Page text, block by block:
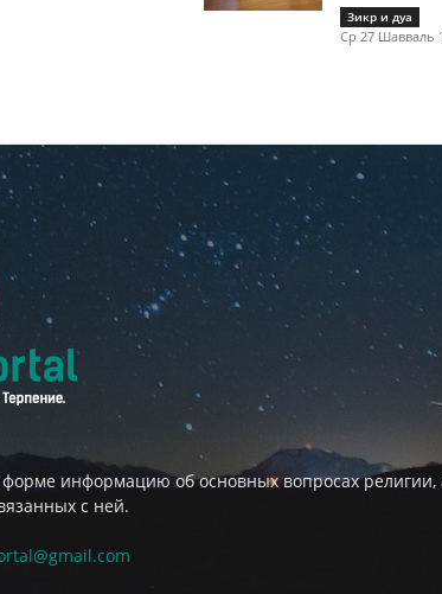
Зикр и дуа
Ср 27 Шавваль
информацию об основных вопросах религии,
с ней.